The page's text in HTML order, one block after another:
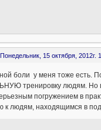
Понедельник, 15 октября, 2012г.
боли у меня тоже есть.
тренировку людям. Но
погружением в
к людям, находящимся в